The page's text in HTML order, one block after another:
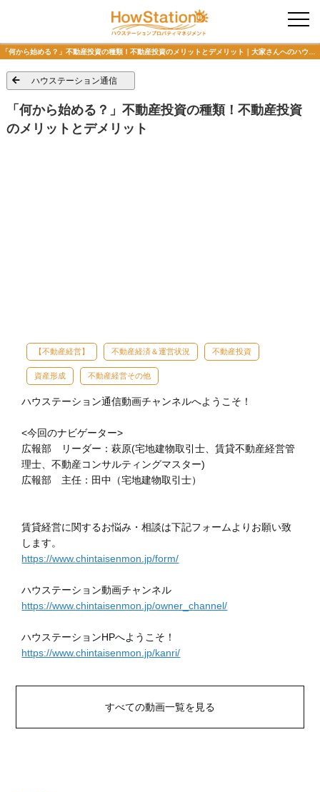
入居者様専用
ハウステーション通信
「何から始める？」不動産投資の種類！不動産投資
のメリットとデメリット
【不動産経営】 不動産経済＆運営状況 不動産投資
資産形成 不動産経営その他
ハウステーション通信動画チャンネルへようこそ！
<今回のナビゲーター>
広報部 リーダー：萩原(宅地建物取引士、賃貸不動産経営管
理士、不動産コンサルティングマスター)
広報部 主任：田中（宅地建物取引士）
賃貸経営に関するお悩み・相談は下記フォームよりお願い致
します。
https://www.chintaisenmon.jp/form/
ハウステーション動画チャンネル
https://www.chintaisenmon.jp/owner_channel/
ハウステーションHPへようこそ！
https://www.chintaisenmon.jp/kanri/
すべての動画一覧を見る